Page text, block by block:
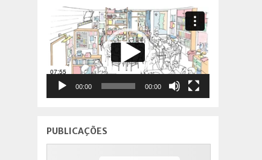
Reprodutor
de
vídeo
00:00 00:00
PUBLICAÇÕES